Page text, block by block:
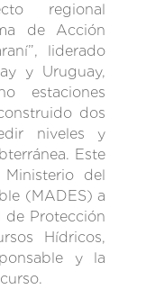
regional
de Acción
liderado
y Uruguay,
estaciones
dos
niveles y
Este
del
(MADES) a
de Protección
Hídricos,
y la